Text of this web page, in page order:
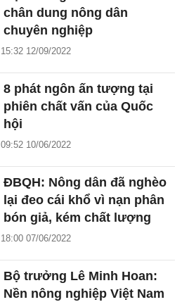
chân dung nông dân
chuyên nghiệp
15:32 12/09/2022
8 phát ngôn ấn tượng tại
phiên chất vấn của Quốc
hội
09:52 10/06/2022
ĐBQH: Nông dân đã nghèo
lại đeo cái khổ vì nạn phân
bón giả, kém chất lượng
18:00 07/06/2022
Bộ trưởng Lê Minh Hoan:
Nền nông nghiệp Việt Nam